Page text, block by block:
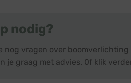
nodig?
nog vragen over
je graag met advies. Of klik